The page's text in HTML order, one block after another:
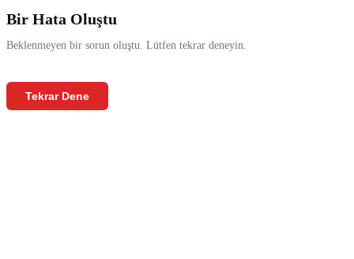
Bir Hata Oluştu
Beklenmeyen bir sorun oluştu. Lütfen tekrar deneyin.
Tekrar Dene